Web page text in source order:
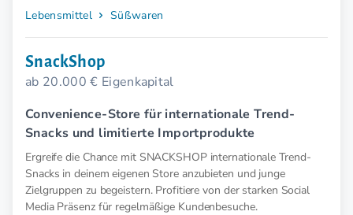
Lebensmittel Süßwaren
SnackShop
ab 20.000 € Eigenkapital
Convenience-Store für internationale Trend-
Snacks und limitierte Importprodukte
Ergreife die Chance mit SNACKSHOP internationale Trend-
Snacks in deinem eigenen Store anzubieten und junge
Zielgruppen zu begeistern. Profitiere von der starken Social
Media Präsenz für regelmäßige Kundenbesuche.